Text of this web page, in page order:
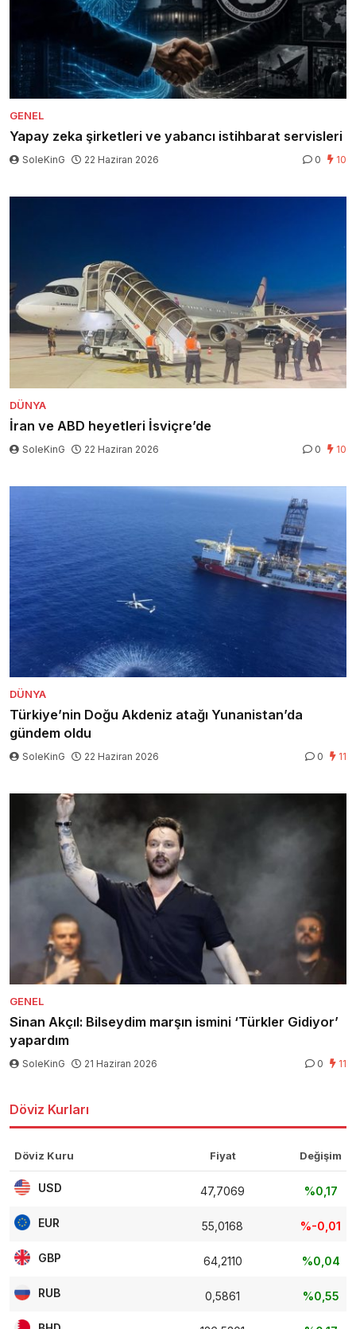
GENEL
Yapay zeka şirketleri ve yabancı istihbarat servisleri
SoleKinG 22 Haziran 2026 0 10
DÜNYA
İran ve ABD heyetleri İsviçre’de
SoleKinG 22 Haziran 2026 0 10
DÜNYA
Türkiye’nin Doğu Akdeniz atağı Yunanistan’da
gündem oldu
SoleKinG 22 Haziran 2026 0 11
GENEL
Sinan Akçıl: Bilseydim marşın ismini ‘Türkler Gidiyor’
yapardım
SoleKinG 21 Haziran 2026 0 11
Döviz Kurları
Döviz Kuru Fiyat Değişim
USD 47,7069 %0,17
EUR 55,0168 %-0,01
GBP 64,2110 %0,04
RUB 0,5861 %0,55